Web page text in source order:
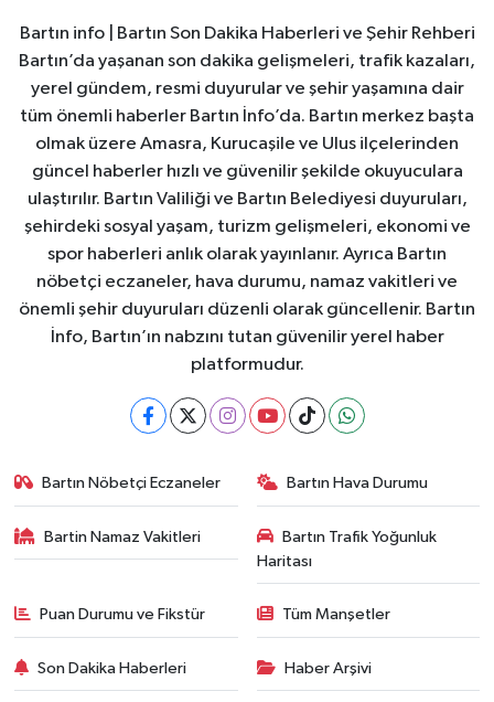
Bartın info | Bartın Son Dakika Haberleri ve Şehir Rehberi
Bartın’da yaşanan son dakika gelişmeleri, trafik kazaları,
yerel gündem, resmi duyurular ve şehir yaşamına dair
tüm önemli haberler Bartın İnfo’da. Bartın merkez başta
olmak üzere Amasra, Kurucaşile ve Ulus ilçelerinden
güncel haberler hızlı ve güvenilir şekilde okuyuculara
ulaştırılır. Bartın Valiliği ve Bartın Belediyesi duyuruları,
şehirdeki sosyal yaşam, turizm gelişmeleri, ekonomi ve
spor haberleri anlık olarak yayınlanır. Ayrıca Bartın
nöbetçi eczaneler, hava durumu, namaz vakitleri ve
önemli şehir duyuruları düzenli olarak güncellenir. Bartın
İnfo, Bartın’ın nabzını tutan güvenilir yerel haber
platformudur.
Bartın Nöbetçi Eczaneler Bartın Hava Durumu
Bartin Namaz Vakitleri
Bartın Trafik Yoğunluk
Haritası
Puan Durumu ve Fikstür Tüm Manşetler
Son Dakika Haberleri Haber Arşivi